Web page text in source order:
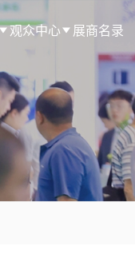
观众中心 展商名录